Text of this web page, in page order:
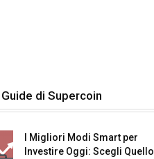
di Supercoin
I Migliori Modi Smart per
Investire Oggi: Scegli Quello